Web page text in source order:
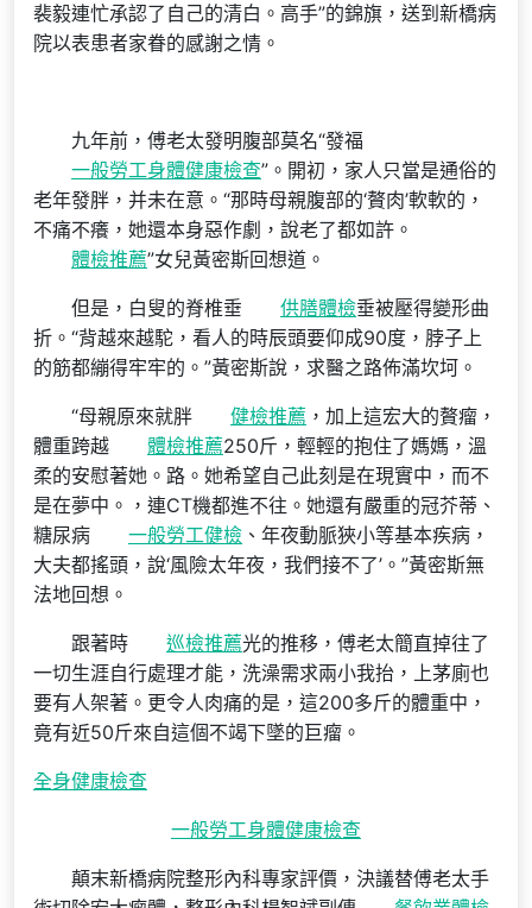
裴毅連忙承認了自己的清白。高手”的錦旗，送到新橋病
院以表患者家眷的感謝之情。
九年前，傅老太發明腹部莫名“發福
一般勞工身體健康檢查”。開初，家人只當是通俗的
老年發胖，并未在意。“那時母親腹部的‘贅肉’軟軟的，
不痛不癢，她還本身惡作劇，說老了都如許。
體檢推薦”女兒黃密斯回想道。
但是，白叟的脊椎垂 供膳體檢垂被壓得變形曲
折。“背越來越駝，看人的時辰頭要仰成90度，脖子上
的筋都繃得牢牢的。”黃密斯說，求醫之路佈滿坎坷。
“母親原來就胖 健檢推薦 ，加上這宏大的贅瘤，
體重跨越
體檢推薦250斤，輕輕的抱住了媽媽，溫
柔的安慰著她。路。她希望自己此刻是在現實中，而不
是在夢中。，連CT機都進不往。她還有嚴重的冠芥蒂、
糖尿病
一般勞工健檢 、年夜動脈狹小等基本疾病，
大夫都搖頭，說‘風險太年夜，我們接不了’。”黃密斯無
法地回想。
跟著時 巡檢推薦光的推移，傅老太簡直掉往了
一切生涯自行處理才能，洗澡需求兩小我抬，上茅廁也
要有人架著。更令人肉痛的是，這200多斤的體重中，
竟有近50斤來自這個不竭下墜的巨瘤。
全身健康檢查
一般勞工身體健康檢查
顛末新橋病院整形內科專家評價，決議替傅老太手